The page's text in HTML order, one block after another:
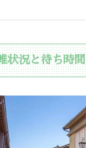
状況と待ち時間